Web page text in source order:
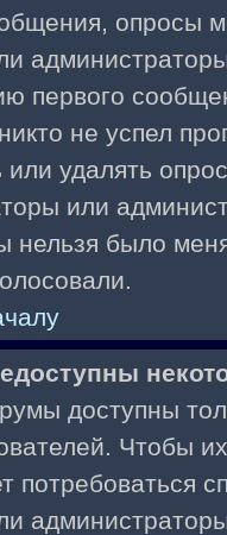
опросы
первого
не успел
или удалять
или
нельзя было
доступны
Чтобы
потребоваться